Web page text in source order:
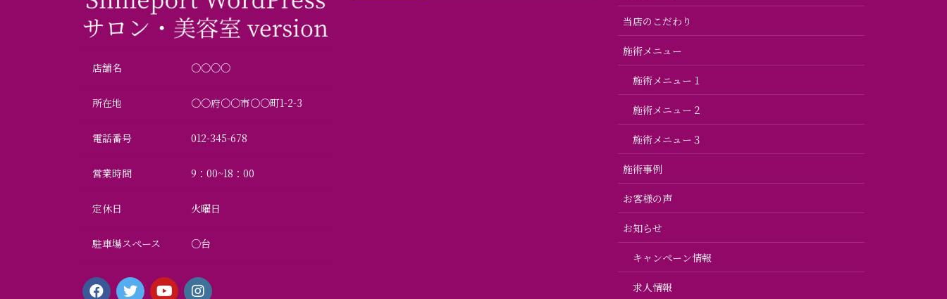
店舗名 〇〇○○
所在地 〇〇府〇〇市〇〇町1-2-3
電話番号 012-345-678
営業時間 9：00~18：00
定休日 火曜日
駐車場スペース ○台
当店のこだわり
施術メニュー
施術メニュー１
施術メニュー２
施術メニュー３
施術事例
お客様の声
お知らせ
キャンペーン情報
求人情報